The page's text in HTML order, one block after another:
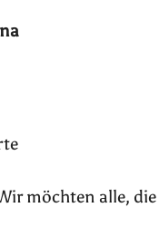
möchten alle,